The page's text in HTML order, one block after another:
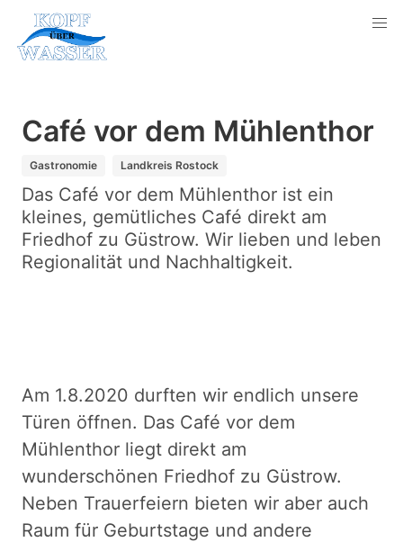
Café vor dem Mühlenthor
Gastronomie Landkreis Rostock
Das Café vor dem Mühlenthor ist ein
kleines, gemütliches Café direkt am
Friedhof zu Güstrow. Wir lieben und leben
Regionalität und Nachhaltigkeit.
Am 1.8.2020 durften wir endlich unsere
Türen öffnen. Das Café vor dem
Mühlenthor liegt direkt am
wunderschönen Friedhof zu Güstrow.
Neben Trauerfeiern bieten wir aber auch
Raum für Geburtstage und andere